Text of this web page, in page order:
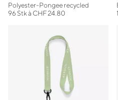
Polyester-Pongee recycled
96 Stk à CHF 24.80